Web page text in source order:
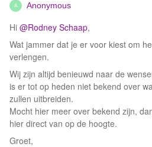
A Anonymous
Hi @Rodney Schaap,
Wat jammer dat je er voor kiest om
verlengen.
Wij zijn altijd benieuwd naar de
is er tot op heden niet bekend over
zullen uitbreiden.
Mocht hier meer over bekend zijn,
hier direct van op de hoogte.
Groet,